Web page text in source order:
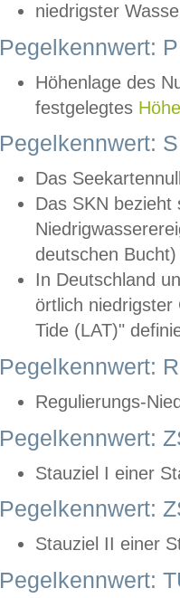
niedrigster
Pegelkennwert:
Höhenlage des
festgelegtes
Pegelkennwert:
Das
Das SKN
deutschen
In Deutschland
örtlich
Tide (LAT)"
Pegelkennwert:
Regulierungs-
Pegelkennwert:
Stauziel I einer
Pegelkennwert:
Stauziel II einer
Pegelkennwert: